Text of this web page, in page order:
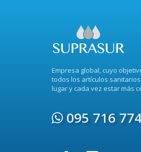
Empresa global, cuyo
todos los artículos
lugar y cada vez estar más
095 716